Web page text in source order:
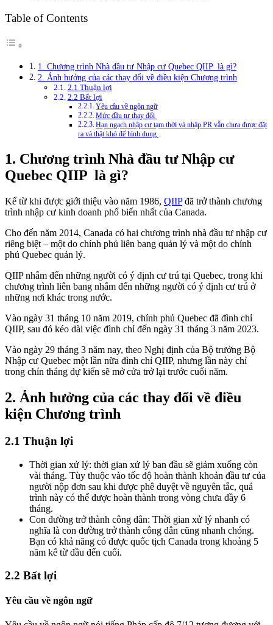
Table of Contents
1. Chương trình Nhà đầu tư Nhập cư Quebec QIIP là gì?
2. Ảnh hưởng của các thay đổi về điều kiện Chương trình
2.1 Thuận lợi
2.2 Bất lợi
Yêu cầu về ngôn ngữ
Mức đầu tư thay đổi
Hạn ngạch nhập cư tạm thời và nhập PR vẫn chưa được đặt
ra và thật khó để hình dung
1. Chương trình Nhà đầu tư Nhập cư
Quebec QIIP là gì?
Kể từ khi được giới thiệu vào năm 1986, QIIPđã trở thành chương
trình nhập cư kinh doanh phổ biến nhất của Canada.
Cho đến năm 2014, Canada có hai chương trình nhà đầu tư nhập cư
riêng biệt – một do chính phủ liên bang quản lý và một do chính
phủ Quebec quản lý.
QIIP nhắm đến những người có ý định cư trú tại Quebec, trong khi
chương trình liên bang nhắm đến những người có ý định cư trú ở
những nơi khác trong nước.
Vào ngày 31 tháng 10 năm 2019, chính phủ Quebec đã đình chỉ
QIIP, sau đó kéo dài việc đình chỉ đến ngày 31 tháng 3 năm 2023.
Vào ngày 29 tháng 3 năm nay, theo Nghị định của Bộ trưởng Bộ
Nhập cư Quebec một lần nữa đình chỉ QIIP, nhưng lần này chỉ
trong chín tháng dự kiến sẽ mở cửa trở lại trước cuối năm.
2. Ảnh hưởng của các thay đổi về điều
kiện Chương trình
2.1 Thuận lợi
Thời gian xử lý: thời gian xử lý ban đầu sẽ giảm xuống còn
vài tháng. Tùy thuộc vào tốc độ hoàn thành khoản đầu tư của
người nộp đơn sau khi được phê duyệt về nguyên tắc, quá
trình này có thể được hoàn thành trong vòng chưa đầy 6
tháng.
Con đường trở thành công dân: Thời gian xử lý nhanh có
nghĩa là con đường trở thành công dân cũng nhanh chóng.
Bạn có khả năng có được quốc tịch Canada trong khoảng 5
năm kể từ đầu đến cuối.
2.2 Bất lợi
Yêu cầu về ngôn ngữ